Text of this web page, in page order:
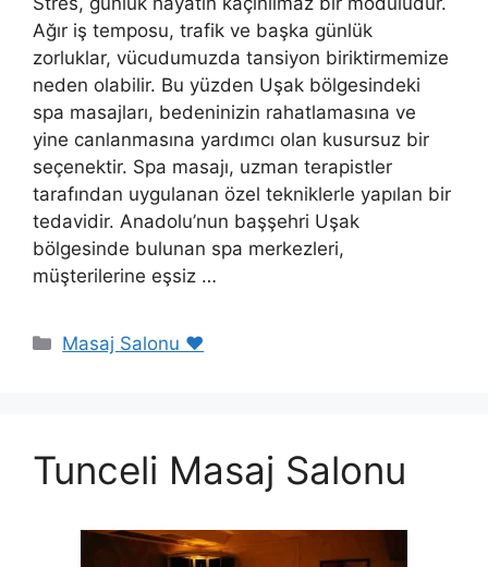
Ağır iş temposu, trafik ve başka günlük
zorluklar, vücudumuzda tansiyon biriktirmemize
neden olabilir. Bu yüzden Uşak bölgesindeki
spa masajları, bedeninizin rahatlamasına ve
yine canlanmasına yardımcı olan kusursuz bir
seçenektir. Spa masajı, uzman terapistler
tarafından uygulanan özel tekniklerle yapılan bir
tedavidir. Anadolu’nun başşehri Uşak
bölgesinde bulunan spa merkezleri,
müşterilerine eşsiz …
Kategoriler
Masaj Salonu ❤️
Tunceli Masaj Salonu